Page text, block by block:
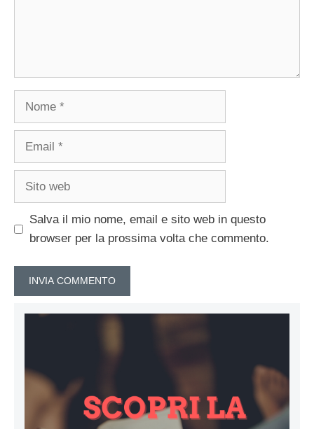
Nome
Email
Sito
Salva il mio nome, email e sito web in questo
browser per la prossima volta che commento.